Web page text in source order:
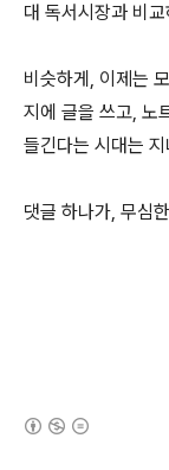
대 독서시장과 비
비슷하게, 이제는
지에 글을 쓰고, 노
들긴다는 시대는
댓글 하나가, 무심